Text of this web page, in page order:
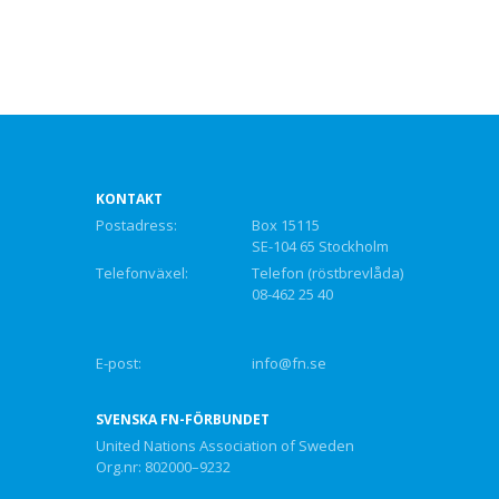
KONTAKT
Postadress:
Box 15115
SE-104 65 Stockholm
Telefonväxel:
Telefon (röstbrevlåda)
08-462 25 40
E-post: info@fn.se
SVENSKA FN-FÖRBUNDET
United Nations Association of Sweden
Org.nr: 802000–9232